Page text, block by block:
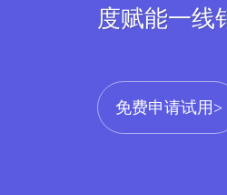
库存、订单
免费申请试用>